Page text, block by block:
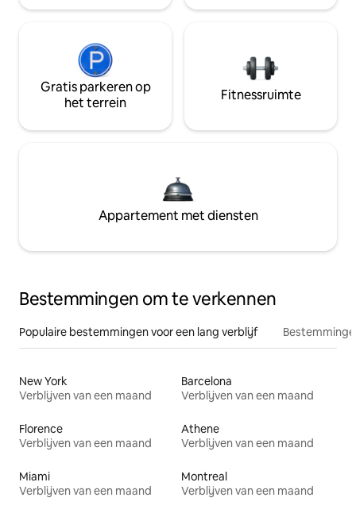
Gratis parkeren op
het terrein
Fitnessruimte
Appartement met diensten
Bestemmingen om te verkennen
Populaire bestemmingen voor een lang verblijf
New York
Verblijven van een maand
Barcelona
Verblijven van een maand
Florence
Verblijven van een maand
Athene
Verblijven van een maand
Miami
Verblijven van een maand
Montreal
Verblijven van een maand